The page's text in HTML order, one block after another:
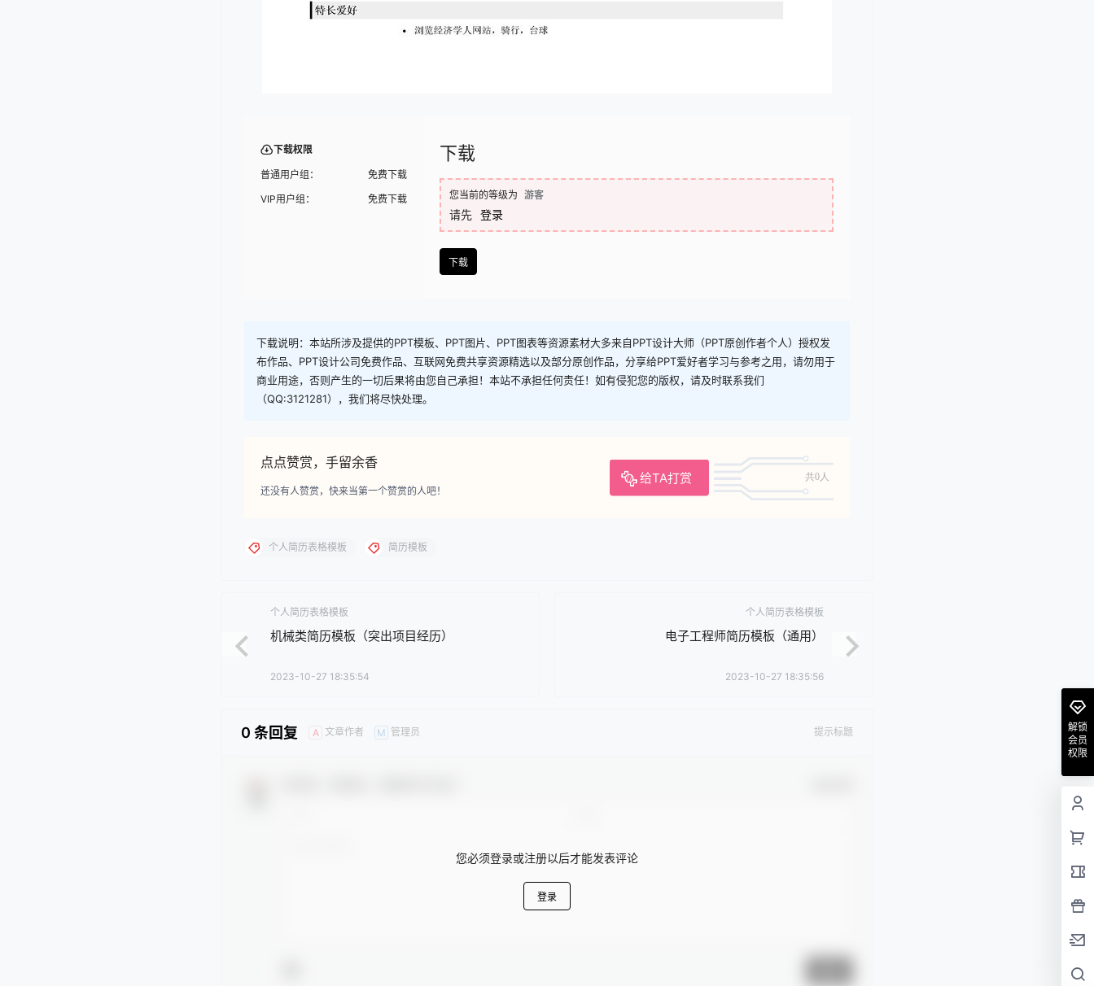
下载权限
普通用户组：
免费下载
VIP用户组：
免费下载
下载
您当前的等级为 游客
请先 登录
下载
下载说明：本站所涉及提供的PPT模板、PPT图片、PPT图表等资源素材大多来自PPT设计大师（PPT原创作者个人）授权发
布作品、PPT设计公司免费作品、互联网免费共享资源精选以及部分原创作品，分享给PPT爱好者学习与参考之用，请勿用于
商业用途，否则产生的一切后果将由您自己承担！本站不承担任何责任！如有侵犯您的版权，请及时联系我们
（QQ:3121281），我们将尽快处理。
点点赞赏，手留余香
给TA打赏 共0人
还没有人赞赏，快来当第一个赞赏的人吧！
个人简历表格模板 简历模板
个人简历表格模板
机械类简历模板（突出项目经历）
2023-10-27 18:35:54
个人简历表格模板
电子工程师简历模板（通用）
2023-10-27 18:35:56
0 条回复 A 文章作者 M 管理员 提示标题
您必须登录或注册以后才能发表评论
登录
解锁
会员
权限